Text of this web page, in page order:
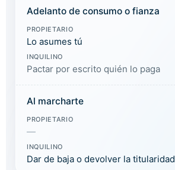
Adelanto de consumo o fianza
PROPIETARIO
Lo asumes tú
INQUILINO
Pactar por escrito quién lo paga
Al marcharte
PROPIETARIO
—
INQUILINO
Dar de baja o devolver la titularidad